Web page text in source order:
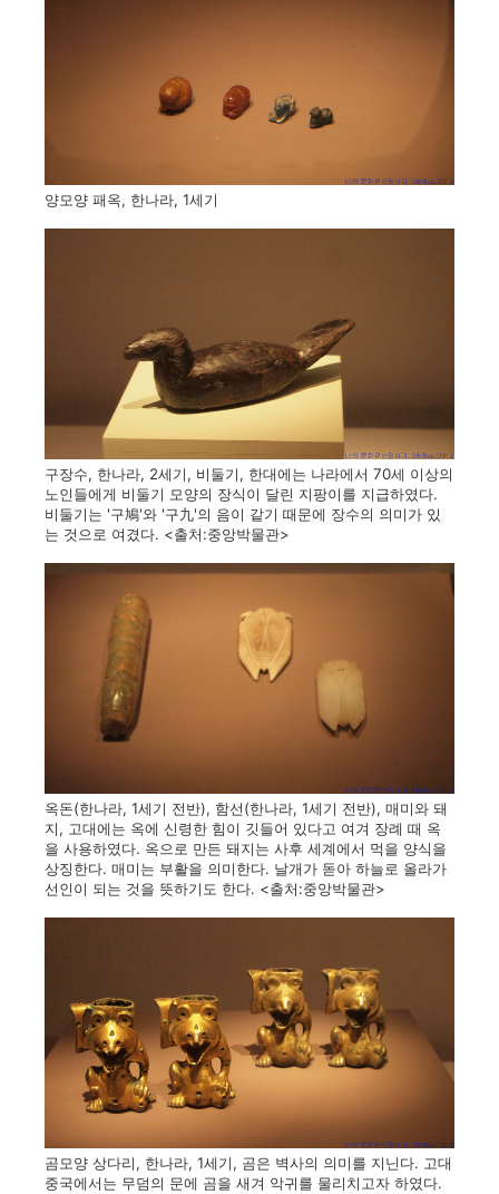
양모양 패옥, 한나라, 1세기
구장수, 한나라, 2세기, 비둘기, 한대에는 나라에서 70세 이상의
노인들에게 비둘기 모양의 장식이 달린 지팡이를 지급하였다.
비둘기는 '구鳩'와 '구九'의 음이 같기 때문에 장수의 의미가 있
는 것으로 여겼다. <출처:중앙박물관>
옥돈(한나라, 1세기 전반), 함선(한나라, 1세기 전반), 매미와 돼
지, 고대에는 옥에 신령한 힘이 깃들어 있다고 여겨 장례 때 옥
을 사용하였다. 옥으로 만든 돼지는 사후 세계에서 먹을 양식을
상징한다. 매미는 부활을 의미한다. 날개가 돋아 하늘로 올라가
선인이 되는 것을 뜻하기도 한다. <출처:중앙박물관>
곰모양 상다리, 한나라, 1세기, 곰은 벽사의 의미를 지닌다. 고대
중국에서는 무덤의 문에 곰을 새겨 악귀를 물리치고자 하였다.